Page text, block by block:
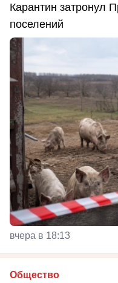
Карантин затронул
поселений
вчера в 18:13
Общество